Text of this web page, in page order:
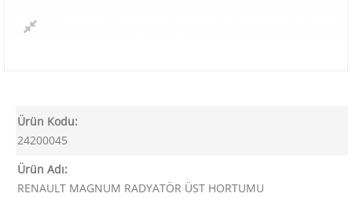
Ürün Kodu:
24200045
Ürün Adı:
RENAULT MAGNUM RADYATÖR ÜST HORTUMU